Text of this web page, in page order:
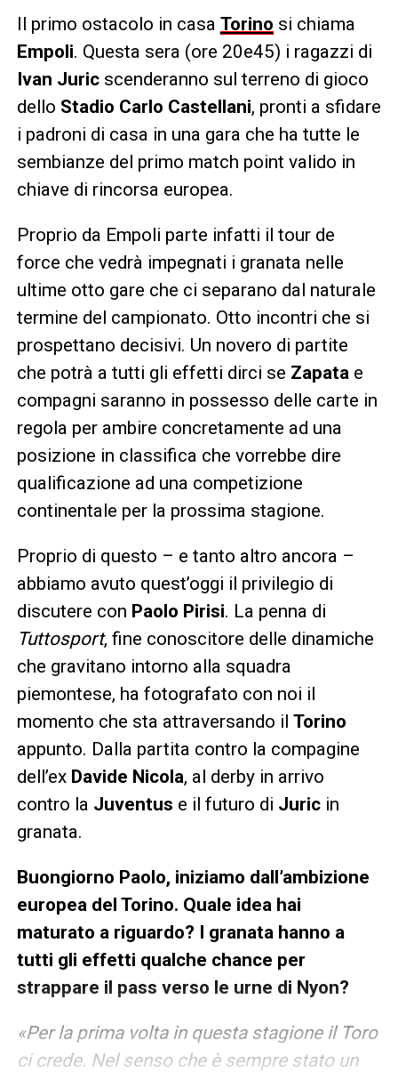
Il primo ostacolo in casa Torino si chiama
Empoli. Questa sera (ore 20e45) i ragazzi di
Ivan Juric scenderanno sul terreno di gioco
dello Stadio Carlo Castellani, pronti a sfidare
i padroni di casa in una gara che ha tutte le
sembianze del primo match point valido in
chiave di rincorsa europea.
Proprio da Empoli parte infatti il tour de
force che vedrà impegnati i granata nelle
ultime otto gare che ci separano dal naturale
termine del campionato. Otto incontri che si
prospettano decisivi. Un novero di partite
che potrà a tutti gli effetti dirci se Zapata e
compagni saranno in possesso delle carte in
regola per ambire concretamente ad una
posizione in classifica che vorrebbe dire
qualificazione ad una competizione
continentale per la prossima stagione.
Proprio di questo – e tanto altro ancora –
abbiamo avuto quest’oggi il privilegio di
discutere con Paolo Pirisi. La penna di
Tuttosport, fine conoscitore delle dinamiche
che gravitano intorno alla squadra
piemontese, ha fotografato con noi il
momento che sta attraversando il Torino
appunto. Dalla partita contro la compagine
dell’ex Davide Nicola, al derby in arrivo
contro la Juventus e il futuro di Juric in
granata.
Buongiorno Paolo, iniziamo dall’ambizione
europea del Torino. Quale idea hai
maturato a riguardo? I granata hanno a
tutti gli effetti qualche chance per
strappare il pass verso le urne di Nyon?
«Per la prima volta in questa stagione il Toro
ci crede. Nel senso che è sempre stato un